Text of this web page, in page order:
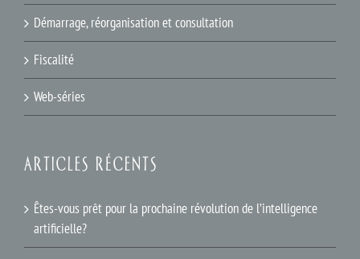
Démarrage, réorganisation et consultation
Fiscalité
Web-séries
ARTICLES RÉCENTS
Êtes-vous prêt pour la prochaine révolution de l’intelligence
artificielle?